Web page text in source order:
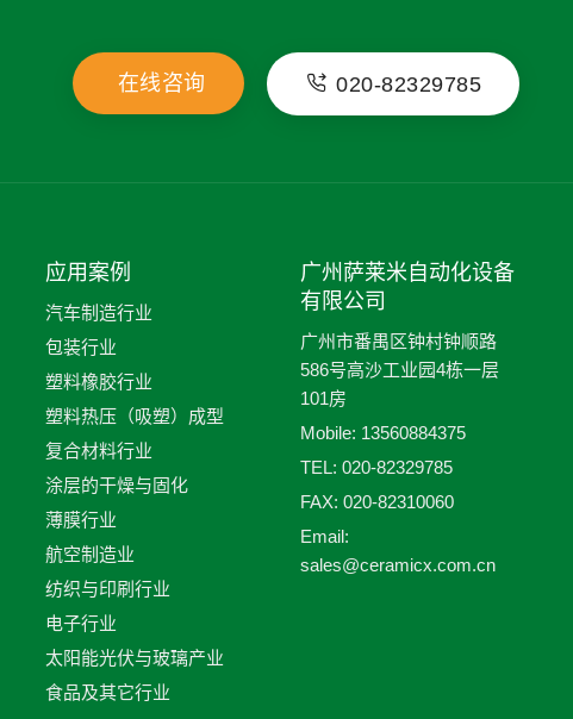
在线咨询 020-82329785
应用案例
汽车制造行业
包装行业
塑料橡胶行业
塑料热压（吸塑）成型
复合材料行业
涂层的干燥与固化
薄膜行业
航空制造业
纺织与印刷行业
电子行业
太阳能光伏与玻璃产业
食品及其它行业
广州萨莱米自动化设备
有限公司
广州市番禺区钟村钟顺路
586号高沙工业园4栋一层
101房
Mobile: 13560884375
TEL: 020-82329785
FAX: 020-82310060
Email:
sales@ceramicx.com.cn